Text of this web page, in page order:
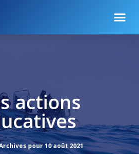
actions
pour 10 août 2021